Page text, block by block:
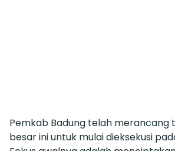
Pemkab Badung telah merancang
besar ini untuk mulai dieksekusi